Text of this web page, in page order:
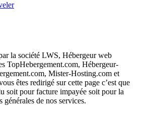
la société LWS, Hébergeur web
TopHebergement.com, Hébergeur-
Mister-Hosting.com et
êtes redirigé sur cette page c’est que
soit pour facture impayée soit pour la
de nos services.